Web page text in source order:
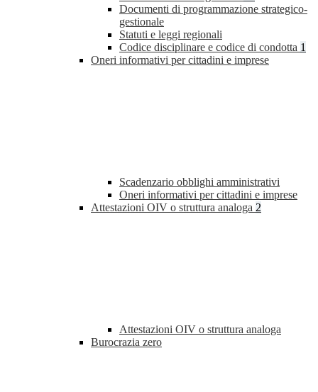
Documenti di programmazione strategico-
gestionale
Statuti e leggi regionali
Codice disciplinare e codice di condotta 1
Oneri informativi per cittadini e imprese
Scadenzario obblighi amministrativi
Oneri informativi per cittadini e imprese
Attestazioni OIV o struttura analoga 2
Attestazioni OIV o struttura analoga
Burocrazia zero